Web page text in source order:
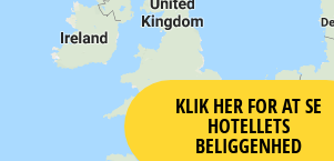
KLIK HER FOR AT SE
HOTELLETS
BELIGGENHED